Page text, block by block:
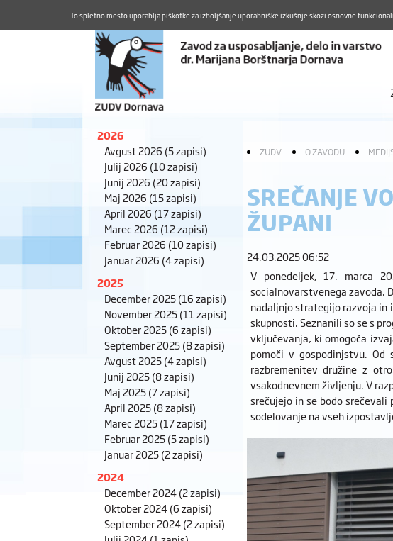
2026
Avgust 2026 (5 zapisi)
Julij 2026 (10 zapisi)
Junij 2026 (20 zapisi)
Maj 2026 (15 zapisi)
April 2026 (17 zapisi)
Marec 2026 (12 zapisi)
Februar 2026 (10 zapisi)
Januar 2026 (4 zapisi)
2025
December 2025(16 zapisi)
November 2025(11 zapisi)
Oktober 2025(6 zapisi)
September 2025(8 zapisi)
Avgust 2025(4 zapisi)
Junij 2025(8 zapisi)
Maj 2025(7 zapisi)
April 2025(8 zapisi)
Marec 2025(17 zapisi)
Februar 2025(5 zapisi)
Januar 2025(2 zapisi)
2024
December 2024(2 zapisi)
Oktober 2024(6 zapisi)
September 2024(2 zapisi)
ZUDV O ZAVODU
SREČANJE
ŽUPANI
24.03.2025 06:52
V ponedeljek, 17. marca
socialnovarstvenega zavoda.
nadaljnjo strategijo razvoja in
skupnosti. Seznanili so se s
vključevanja, ki omogoča
pomoči v gospodinjstvu.
razbremenitev družine z
vsakodnevnem življenju. V
srečujejo in se bodo
sodelovanje na vseh
To spletno mesto uporablja piškotke za izboljšanje uporabniške izkušnje skozi osnovne